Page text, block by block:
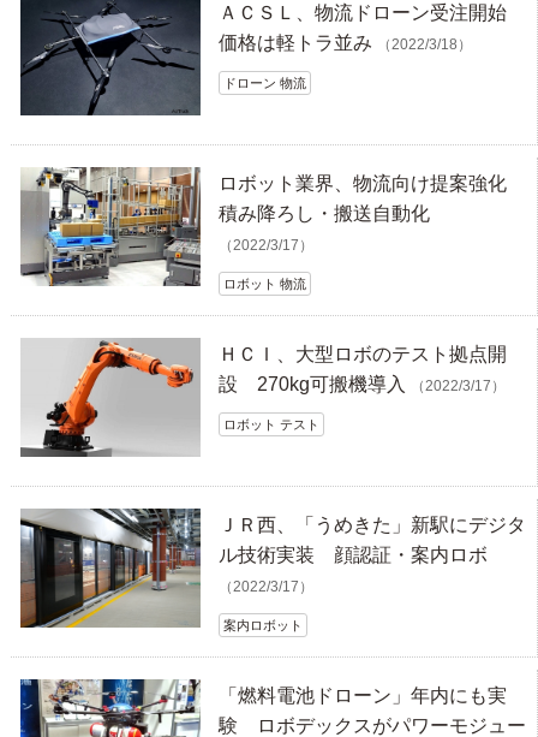
ＡＣＳＬ、物流ドローン受注開始
価格は軽トラ並み
（2022/3/18）
ドローン 物流
ロボット業界、物流向け提案強化
積み降ろし・搬送自動化
（2022/3/17）
ロボット 物流
ＨＣＩ、大型ロボのテスト拠点開
設 270kg可搬機導入
（2022/3/17）
ロボット テスト
ＪＲ西、「うめきた」新駅にデジタ
ル技術実装 顔認証・案内ロボ
（2022/3/17）
案内ロボット
「燃料電池ドローン」年内にも実
験 ロボデックスがパワーモジュー